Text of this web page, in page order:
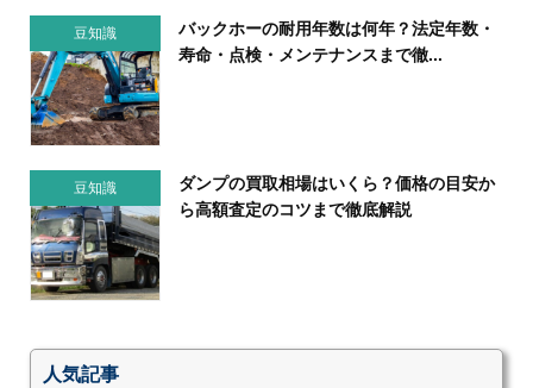
豆知識
バックホーの耐用年数は何年？法定年数・
寿命・点検・メンテナンスまで徹...
豆知識
ダンプの買取相場はいくら？価格の目安か
ら高額査定のコツまで徹底解説
人気記事